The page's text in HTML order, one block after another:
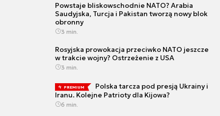
Powstaje bliskowschodnie NATO? Arabia
Saudyjska, Turcja i Pakistan tworzą nowy blok
obronny
3 min.
Rosyjska prowokacja przeciwko NATO jeszcze
w trakcie wojny? Ostrzeżenie z USA
3 min.
PREMIUM
Polska tarcza pod presją Ukrainy i
Iranu. Kolejne Patrioty dla Kijowa?
6 min.